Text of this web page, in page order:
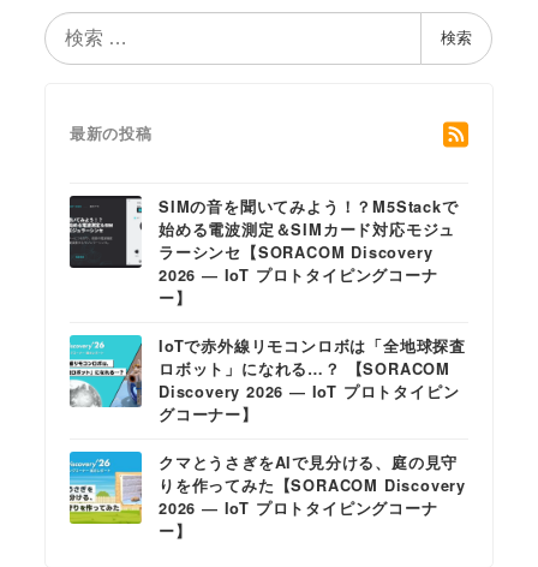
検
索
検索
最新の投稿
SIMの音を聞いてみよう！？M5Stackで
始める電波測定＆SIMカード対応モジュ
ラーシンセ【SORACOM Discovery
2026 ― IoT プロトタイピングコーナ
ー】
IoTで赤外線リモコンロボは「全地球探査
ロボット」になれる…？ 【SORACOM
Discovery 2026 ― IoT プロトタイピン
グコーナー】
クマとうさぎをAIで見分ける、庭の見守
りを作ってみた【SORACOM Discovery
2026 ― IoT プロトタイピングコーナ
ー】